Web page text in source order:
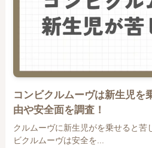
コンビクルムーヴは新生児を
由や安全面を調査！
クルムーヴに新生児がを乗せると
ビクルムーヴは安全を...